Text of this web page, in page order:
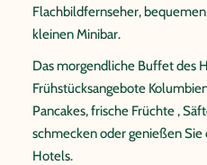
Flachbildfernseher,
kleinen Minibar.
Das morgendliche Buffet des
Frühstücksangebote
Pancakes, frische Früchte ,
schmecken oder genießen Sie
Hotels.